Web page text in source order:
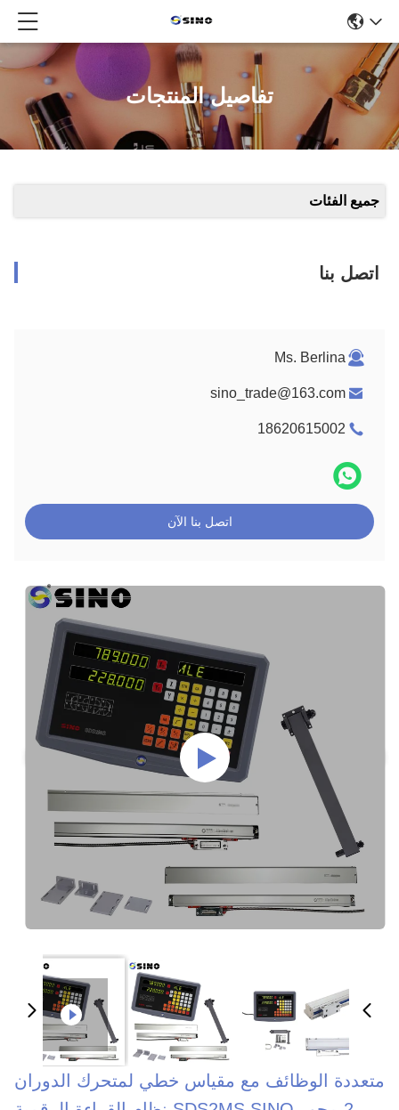
تفاصيل المنتجات
جميع الفئات
اتصل بنا
Ms. Berlina
sino_trade@163.com
18620615002
اتصل بنا الآن
متعددة الوظائف مع مقياس خطي لمتحرك الدوران